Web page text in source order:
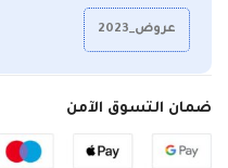
عروض_2023
ضمان التسوق الآمن